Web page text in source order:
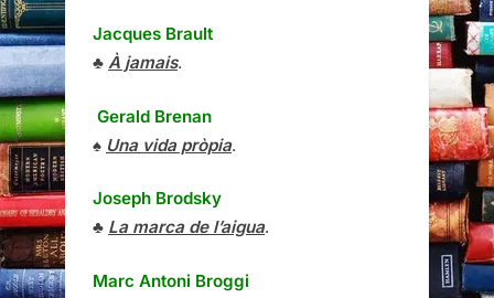
Jacques Brault
♣ À jamais.
Gerald Brenan
♠ Una vida pròpia.
Joseph Brodsky
♣ La marca de l’aigua.
Marc Antoni Broggi